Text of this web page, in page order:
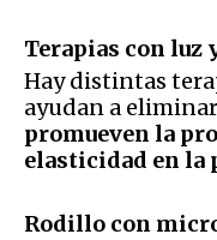
Terapias con luz
Hay distintas
ayudan a
promueven la
elasticidad en la
Rodillo con